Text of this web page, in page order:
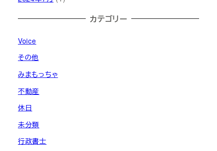
カテゴリー
Voice
その他
みまもっちゃ
不動産
休日
未分類
行政書士